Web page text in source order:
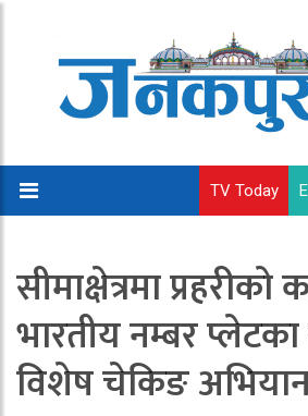
TV Today
सीमाक्षेत्रमा प्रहरीको
भारतीय नम्बर प्लेटका
विशेष चेकिङ